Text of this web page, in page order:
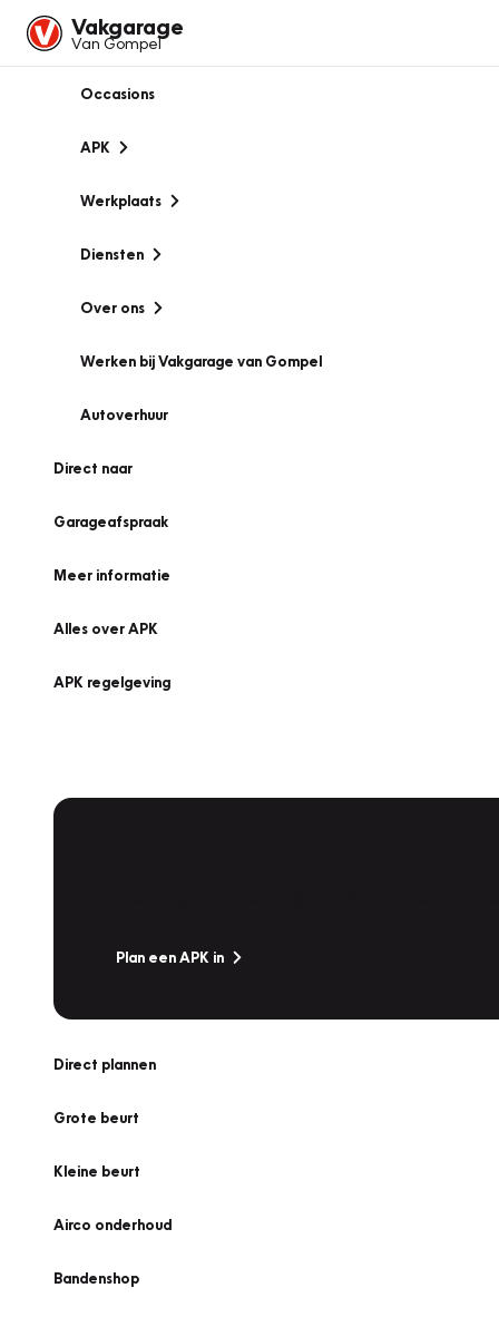
Vakgarage
Van Gompel
Occasions
APK
Werkplaats
Diensten
Over ons
Werken bij Vakgarage van Gompel
Autoverhuur
Direct naar
Garageafspraak
Meer informatie
Alles over APK
APK regelgeving
Plan een APK in
Direct plannen
Grote beurt
Kleine beurt
Airco onderhoud
Bandenshop